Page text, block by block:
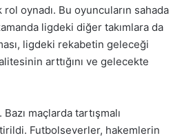
rol oynadı. Bu oyuncuların sahada
ligdeki diğer takımlara da
ligdeki rekabetin geleceği
arttığını ve gelecekte
maçlarda tartışmalı
Futbolseverler, hakemlerin